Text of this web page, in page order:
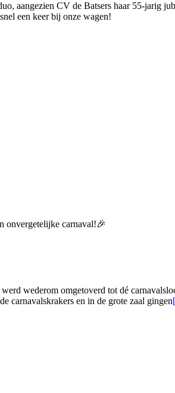
aangezien CV de Batsers haar 55-jarig
een keer bij onze wagen!
onvergetelijke carnaval!🎉
wederom omgetoverd tot dé
carnavalskrakers en in de grote zaal gingen